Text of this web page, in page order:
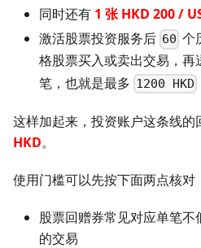
同时还有 1 张 HKD 200 /
激活股票投资服务后 60 个
格股票买入或卖出交易，再
笔，也就是最多 1200 HKD
这样加起来，投资账户这条线的
HKD。
使用门槛可以先按下面两点核对
股票回赠券常见对应单笔不
的交易